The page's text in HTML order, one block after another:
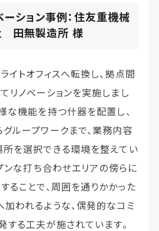
ーション事例：住友重機械
田無製造所 様
イトオフィスへ転換し、拠点間
リノベーションを実施しまし
な機能を持つ什器を配置し、
ループワークまで、業務内容
を選択できる環境を整えてい
ンな打ち合わせエリアの傍らに
ることで、周囲を通りかかった
われるような、偶発的なコミ
する工夫が施されています。